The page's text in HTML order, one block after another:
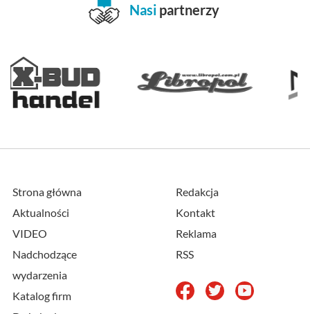
Nasi partnerzy
Strona główna
Aktualności
VIDEO
Nadchodzące
wydarzenia
Katalog firm
Redakcja
Kontakt
Reklama
RSS